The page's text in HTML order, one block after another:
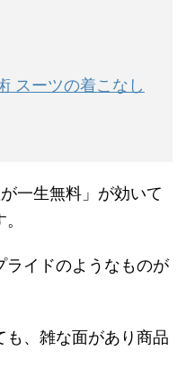
スーツの着こなし
一生無料」が効いて
ライドのようなものが
も、雑な面があり商品